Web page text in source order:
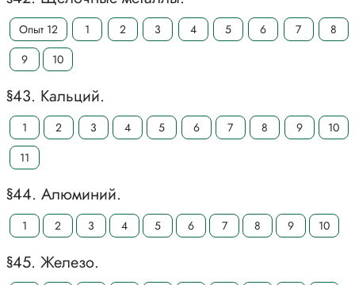
Опыт 12 1 2 3 4 5 6 7
8
9
10
§43. Кальций.
1 2 3 4 5 6 7 8 9
10
11
§44. Алюминий.
1 2 3 4 5 6 7 8 9 10
§45. Железо.